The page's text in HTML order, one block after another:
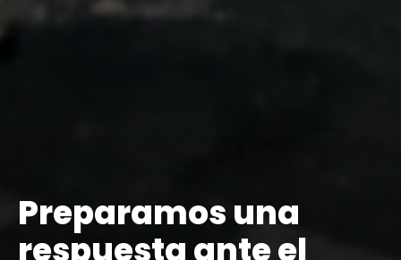
Preparamos una
respuesta ante el